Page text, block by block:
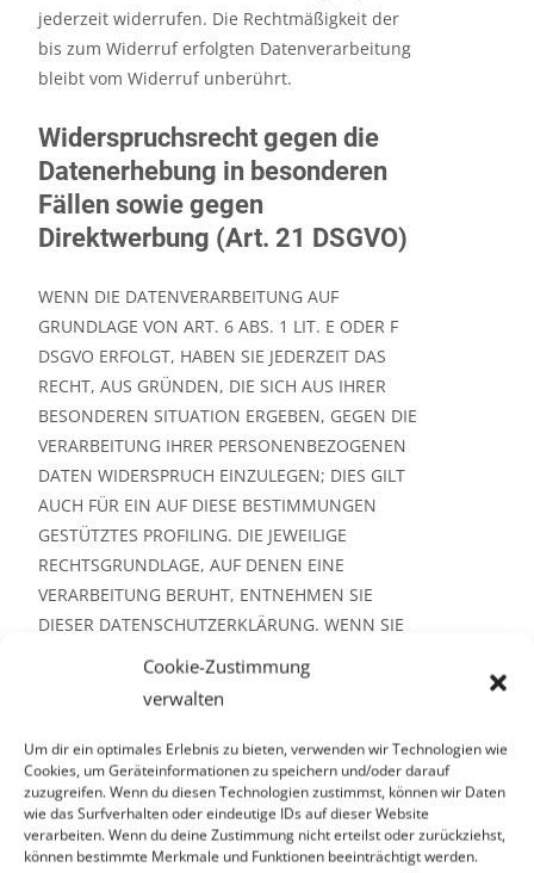
Cookie-Zustimmung
verwalten
Um dir ein optimales Erlebnis zu bieten, verwenden wir Technologien wie
Cookies, um Geräteinformationen zu speichern und/oder darauf
zuzugreifen. Wenn du diesen Technologien zustimmst, können wir Daten
wie das Surfverhalten oder eindeutige IDs auf dieser Website
verarbeiten. Wenn du deine Zustimmung nicht erteilst oder zurückziehst,
können bestimmte Merkmale und Funktionen beeinträchtigt werden.
jederzeit widerrufen. Die Rechtmäßigkeit der
bis zum Widerruf erfolgten Datenverarbeitung
bleibt vom Widerruf unberührt.
Widerspruchsrecht gegen die
Datenerhebung in besonderen
Fällen sowie gegen
Direktwerbung (Art. 21 DSGVO)
WENN DIE DATENVERARBEITUNG AUF
GRUNDLAGE VON ART. 6 ABS. 1 LIT. E ODER F
DSGVO ERFOLGT, HABEN SIE JEDERZEIT DAS
RECHT, AUS GRÜNDEN, DIE SICH AUS IHRER
BESONDEREN SITUATION ERGEBEN, GEGEN DIE
VERARBEITUNG IHRER PERSONENBEZOGENEN
DATEN WIDERSPRUCH EINZULEGEN; DIES GILT
AUCH FÜR EIN AUF DIESE BESTIMMUNGEN
GESTÜTZTES PROFILING. DIE JEWEILIGE
RECHTSGRUNDLAGE, AUF DENEN EINE
VERARBEITUNG BERUHT, ENTNEHMEN SIE
DIESER DATENSCHUTZERKLÄRUNG. WENN SIE
WIDERSPRUCH EINLEGEN, WERDEN WIR IHRE
BETROFFENEN PERSONENBEZOGENEN DATEN
NICHT MEHR VERARBEITEN, ES SEI DENN, WIR
KÖNNEN ZWINGENDE SCHUTZWÜRDIGE
GRÜNDE FÜR DIE VERARBEITUNG NACHWEISEN,
DIE IHRE INTERESSEN, RECHTE UND FREIHEITEN
ÜBERWIEGEN ODER DIE VERARBEITUNG DIENT
DER GELTENDMACHUNG, AUSÜBUNG ODER